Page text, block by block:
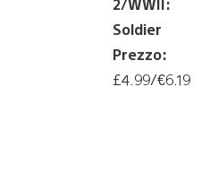
2/WWII:
Soldier
Prezzo:
£4.99/€6.19